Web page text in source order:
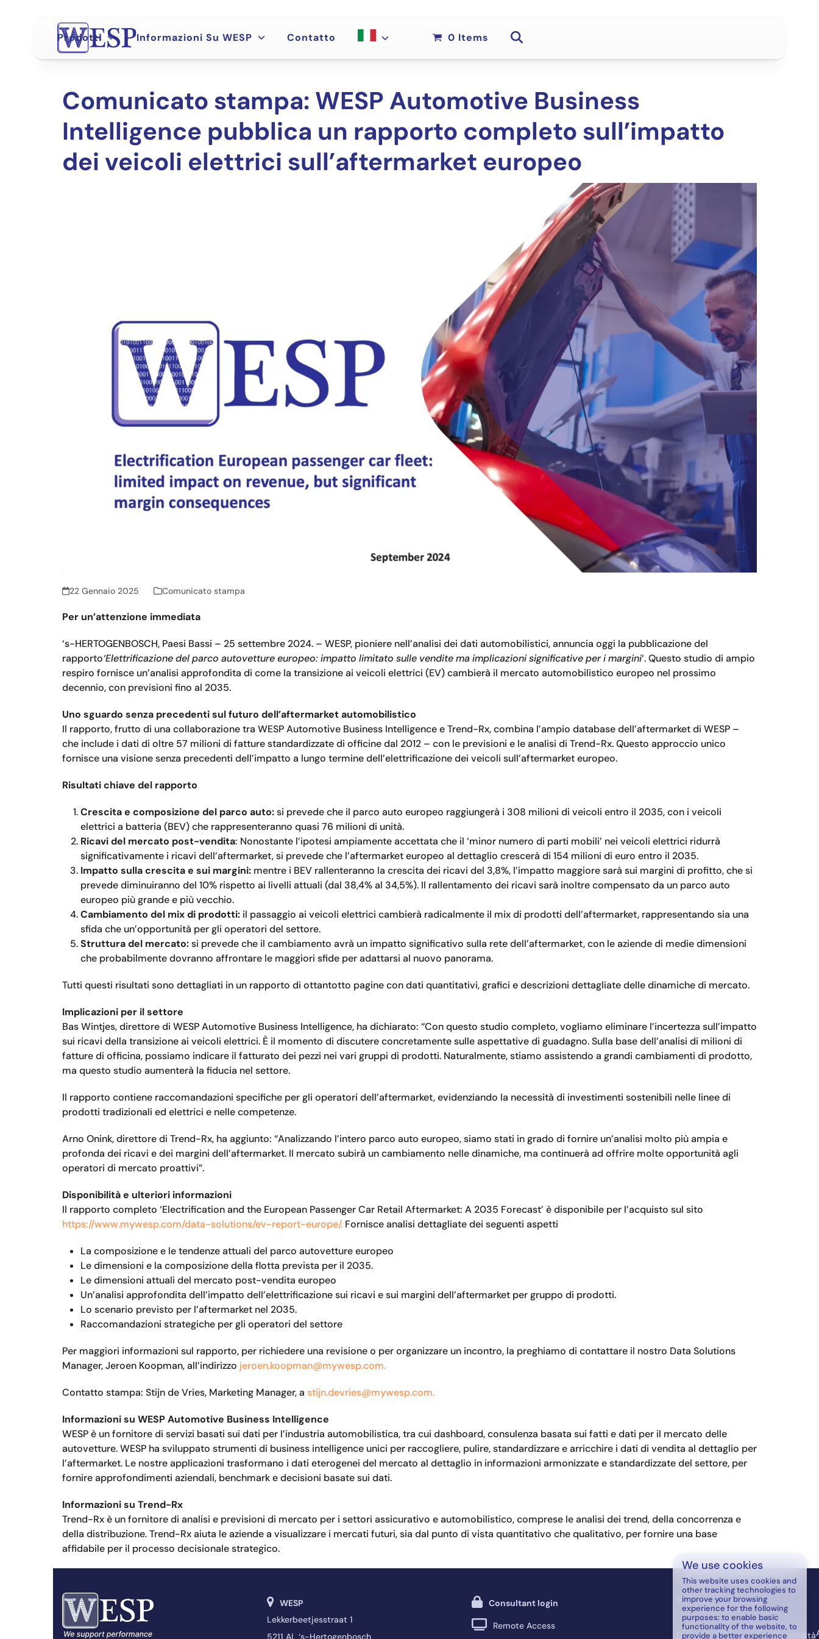
We use cookies
This website uses cookies and
other tracking technologies to
improve your browsing
experience for the following
purposes: to enable basic
functionality of the website, to
provide a better experience
Prodotti Informazioni Su WESP Contatto 0 Items
Comunicato stampa: WESP Automotive Business
Intelligence pubblica un rapporto completo sull’impatto
dei veicoli elettrici sull’aftermarket europeo
22 Gennaio 2025 Comunicato stampa
Per un’attenzione immediata
‘s-HERTOGENBOSCH, Paesi Bassi – 25 settembre 2024. – WESP, pioniere nell’analisi dei dati automobilistici, annuncia oggi la pubblicazione del
rapporto‘Elettrificazione del parco autovetture europeo: impatto limitato sulle vendite ma implicazioni significative per i margini‘. Questo studio di ampio
respiro fornisce un’analisi approfondita di come la transizione ai veicoli elettrici (EV) cambierà il mercato automobilistico europeo nel prossimo
decennio, con previsioni fino al 2035.
Uno sguardo senza precedenti sul futuro dell’aftermarket automobilistico
Il rapporto, frutto di una collaborazione tra WESP Automotive Business Intelligence e Trend-Rx, combina l’ampio database dell’aftermarket di WESP –
che include i dati di oltre 57 milioni di fatture standardizzate di officine dal 2012 – con le previsioni e le analisi di Trend-Rx. Questo approccio unico
fornisce una visione senza precedenti dell’impatto a lungo termine dell’elettrificazione dei veicoli sull’aftermarket europeo.
Risultati chiave del rapporto
Crescita e composizione del parco auto:si prevede che il parco auto europeo raggiungerà i 308 milioni di veicoli entro il 2035, con i veicoli
elettrici a batteria (BEV) che rappresenteranno quasi 76 milioni di unità.
Ricavi del mercato post-vendita: Nonostante l’ipotesi ampiamente accettata che il ‘minor numero di parti mobili’ nei veicoli elettrici ridurrà
significativamente i ricavi dell’aftermarket, si prevede che l’aftermarket europeo al dettaglio crescerà di 154 milioni di euro entro il 2035.
Impatto sulla crescita e sui margini: mentre i BEV rallenteranno la crescita dei ricavi del 3,8%, l’impatto maggiore sarà sui margini di profitto, che si
prevede diminuiranno del 10% rispetto ai livelli attuali (dal 38,4% al 34,5%). Il rallentamento dei ricavi sarà inoltre compensato da un parco auto
europeo più grande e più vecchio.
Cambiamento del mix di prodotti: il passaggio ai veicoli elettrici cambierà radicalmente il mix di prodotti dell’aftermarket, rappresentando sia una
sfida che un’opportunità per gli operatori del settore.
Struttura del mercato:si prevede che il cambiamento avrà un impatto significativo sulla rete dell’aftermarket, con le aziende di medie dimensioni
che probabilmente dovranno affrontare le maggiori sfide per adattarsi al nuovo panorama.
Tutti questi risultati sono dettagliati in un rapporto di ottantotto pagine con dati quantitativi, grafici e descrizioni dettagliate delle dinamiche di mercato.
Implicazioni per il settore
Bas Wintjes, direttore di WESP Automotive Business Intelligence, ha dichiarato: “Con questo studio completo, vogliamo eliminare l’incertezza sull’impatto
sui ricavi della transizione ai veicoli elettrici. È il momento di discutere concretamente sulle aspettative di guadagno. Sulla base dell’analisi di milioni di
fatture di officina, possiamo indicare il fatturato dei pezzi nei vari gruppi di prodotti. Naturalmente, stiamo assistendo a grandi cambiamenti di prodotto,
ma questo studio aumenterà la fiducia nel settore.
Il rapporto contiene raccomandazioni specifiche per gli operatori dell’aftermarket, evidenziando la necessità di investimenti sostenibili nelle linee di
prodotti tradizionali ed elettrici e nelle competenze.
Arno Onink, direttore di Trend-Rx, ha aggiunto: “Analizzando l’intero parco auto europeo, siamo stati in grado di fornire un’analisi molto più ampia e
profonda dei ricavi e dei margini dell’aftermarket. Il mercato subirà un cambiamento nelle dinamiche, ma continuerà ad offrire molte opportunità agli
operatori di mercato proattivi”.
Disponibilità e ulteriori informazioni
Il rapporto completo ‘Electrification and the European Passenger Car Retail Aftermarket: A 2035 Forecast’ è disponibile per l’acquisto sul sito
https://www.mywesp.com/data-solutions/ev-report-europe/. Fornisce analisi dettagliate dei seguenti aspetti
La composizione e le tendenze attuali del parco autovetture europeo
Le dimensioni e la composizione della flotta prevista per il 2035.
Le dimensioni attuali del mercato post-vendita europeo
Un’analisi approfondita dell’impatto dell’elettrificazione sui ricavi e sui margini dell’aftermarket per gruppo di prodotti.
Lo scenario previsto per l’aftermarket nel 2035.
Raccomandazioni strategiche per gli operatori del settore
Per maggiori informazioni sul rapporto, per richiedere una revisione o per organizzare un incontro, la preghiamo di contattare il nostro Data Solutions
Manager, Jeroen Koopman, all’indirizzo jeroen.koopman@mywesp.com.
Contatto stampa: Stijn de Vries, Marketing Manager, a stijn.devries@mywesp.com.
Informazioni su WESP Automotive Business Intelligence
WESP è un fornitore di servizi basati sui dati per l’industria automobilistica, tra cui dashboard, consulenza basata sui fatti e dati per il mercato delle
autovetture. WESP ha sviluppato strumenti di business intelligence unici per raccogliere, pulire, standardizzare e arricchire i dati di vendita al dettaglio per
l’aftermarket. Le nostre applicazioni trasformano i dati eterogenei del mercato al dettaglio in informazioni armonizzate e standardizzate del settore, per
fornire approfondimenti aziendali, benchmark e decisioni basate sui dati.
Informazioni su Trend-Rx
Trend-Rx è un fornitore di analisi e previsioni di mercato per i settori assicurativo e automobilistico, comprese le analisi dei trend, della concorrenza e
della distribuzione. Trend-Rx aiuta le aziende a visualizzare i mercati futuri, sia dal punto di vista quantitativo che qualitativo, per fornire una base
affidabile per il processo decisionale strategico.
WESP
Lekkerbeetjesstraat 1
5211 AL ‘s-Hertogenbosch
Consultant login
Remote Access
© WESP B.V. — 2026
Dichiarazione di non responsibilità